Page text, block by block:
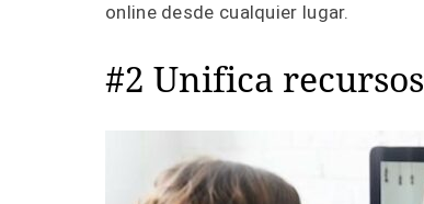
online desde cualquier lugar.
#2 Unifica recursos